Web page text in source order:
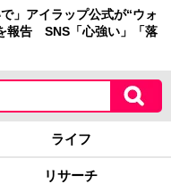
」アイラップ公式が“ウォ
報告 SNS「心強い」「落
ライフ
リサーチ